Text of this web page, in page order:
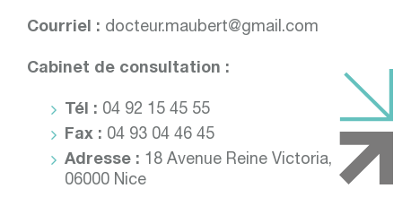
Courriel : docteur.maubert@gmail.com
Cabinet de consultation :
Tél : 04 92 15 45 55
Fax : 04 93 04 46 45
Adresse : 18 Avenue Reine Victoria,
06000 Nice